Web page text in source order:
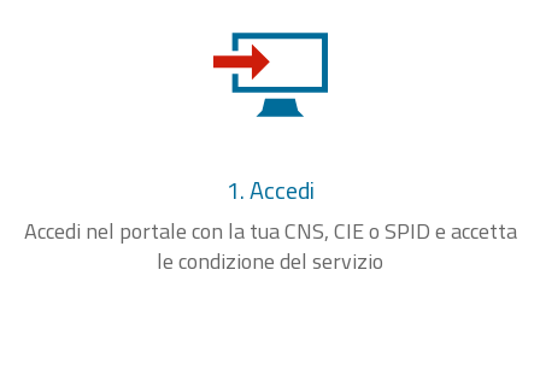
1. Accedi
Accedi nel portale con la tua CNS, CIE o SPID e accetta
le condizione del servizio